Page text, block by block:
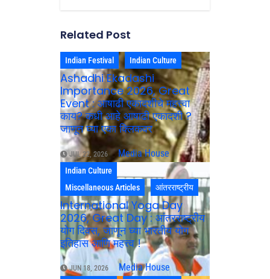
Related Post
Indian Festival Indian Culture
Ashadhi Ekadashi
Importance 2026, Great
Event : आषाढी एकादशीचे महत्त्वा
काय? कधी आहे आषाढी एकादशी ?
जाणून घ्या एका क्लिकवर
JUL 22, 2026 Media House
Indian Culture
Miscellaneous Articles
आंतरराष्ट्रीय
International Yoga Day
2026, Great Day : आंतरराष्ट्रीय
योग दिवस, जाणून घ्या भारतीय योग
इतिहास आणि महत्त्व !
JUN 18, 2026 Media House